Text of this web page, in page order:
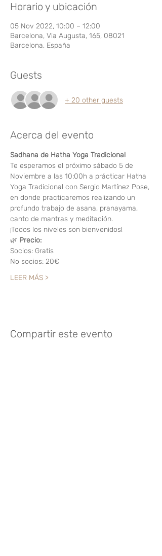
Horario y ubicación
05 Nov 2022, 10:00 – 12:00
Barcelona, Via Augusta, 165, 08021
Barcelona, España
Guests
+ 20 other guests
Acerca del evento
Sadhana de Hatha Yoga Tradicional
Te esperamos el próximo sábado 5 de
Noviembre a las 10:00h a prácticar Hatha
Yoga Tradicional con Sergio Martínez Pose,
en donde practicaremos realizando un
profundo trabajo de asana, pranayama,
canto de mantras y meditación.
¡Todos los niveles son bienvenidos!
🌿 Precio:
Socios: Gratis
No socios: 20€
LEER MÁS >
Compartir este evento